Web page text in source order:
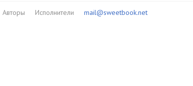
Авторы Исполнители mail@sweetbook.net